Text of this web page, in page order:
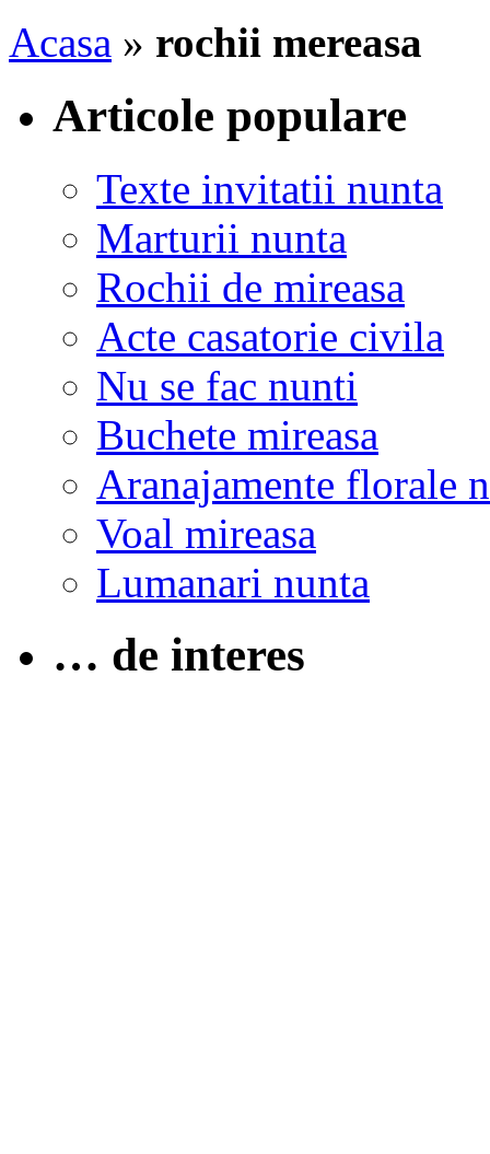
Acasa » rochii mereasa
Articole populare
Texte invitatii nunta
Marturii nunta
Rochii de mireasa
Acte casatorie civila
Nu se fac nunti
Buchete mireasa
Aranajamente florale
Voal mireasa
Lumanari nunta
… de interes